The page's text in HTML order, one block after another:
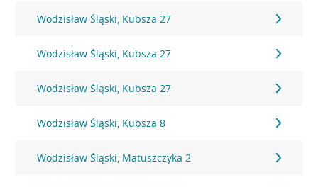
Wodzisław Śląski, Kubsza 27
Wodzisław Śląski, Kubsza 27
Wodzisław Śląski, Kubsza 27
Wodzisław Śląski, Kubsza 8
Wodzisław Śląski, Matuszczyka 2